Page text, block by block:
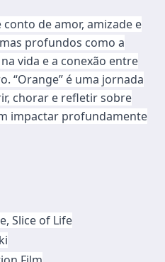
de amor, amizade e
profundos como a
vida e a conexão entre
“Orange” é uma jornada
chorar e refletir sobre
impactar profundamente
Slice of Life